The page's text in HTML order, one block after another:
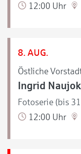
12:00 Uhr
8. AUG.
Östliche
Ingrid
Fotoserie (bis
12:00 Uhr